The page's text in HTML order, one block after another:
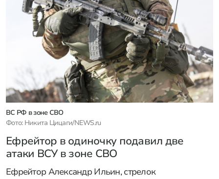
ВС РФ в зоне СВО
Фото: Никита Цицаги/NEWS.ru
Ефрейтор в одиночку подавил две
атаки ВСУ в зоне СВО
Ефрейтор Александр Ильин, стрелок